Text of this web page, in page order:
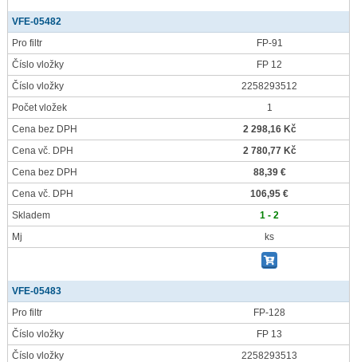
VFE-05482
Pro filtr
FP-91
Číslo vložky
FP 12
Číslo vložky
2258293512
Počet vložek
1
Cena bez DPH
2 298,16 Kč
Cena vč. DPH
2 780,77 Kč
Cena bez DPH
88,39 €
Cena vč. DPH
106,95 €
Skladem
1 - 2
Mj
ks
VFE-05483
Pro filtr
FP-128
Číslo vložky
FP 13
Číslo vložky
2258293513